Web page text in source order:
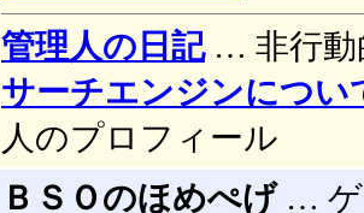
管理人の日記… 非行動
サーチエンジンについ
人のプロフィール
ＢＳＯのほめぺげ… ゲ